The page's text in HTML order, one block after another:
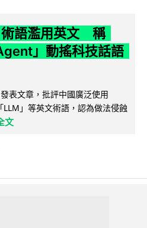
術語濫用英文 稱
」動搖科技話語
表文章，批評中國廣泛使用
LLM」等英文術語，認為做法侵蝕
文